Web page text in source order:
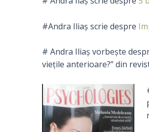
#Andra Iliaș scrie despre
# Andra Iliaș vorbește
viețile anterioare?” din